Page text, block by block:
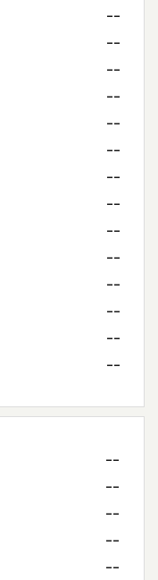
--
--
--
--
--
--
--
--
--
--
--
--
--
--
--
--
--
--
--